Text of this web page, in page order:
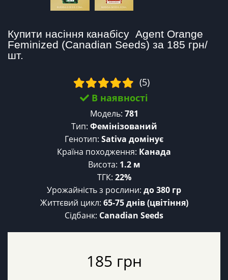
Купити насіння канабісу  Agent Orange
Feminized (Canadian Seeds) за 185 грн/
шт.
(5)
В наявності
Модель: 781
Тип: Фемінізований
Генотип: Sativa домінує
Країна походження: Канада
Висота: 1.2 м
ТГК: 22%
Урожайність з рослини: до 380 гр
Життєвий цикл: 65-75 днів (цвітіння)
Сідбанк: Canadian Seeds
185 грн